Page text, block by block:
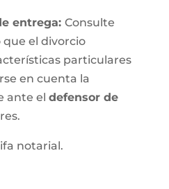
entrega: Consulte
el divorcio
particulares
en cuenta la
ante el defensor de
notarial.